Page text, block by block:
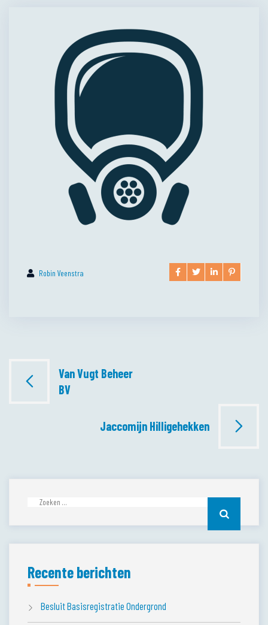
Robin Veenstra
Bericht
navigatie
Van Vugt Beheer
BV
Jaccomijn Hilligehekken
Zoeken
Recente berichten
Besluit Basisregistratie Ondergrond